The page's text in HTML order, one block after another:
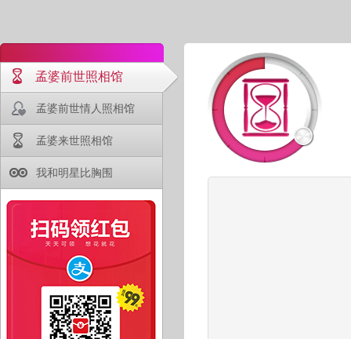
孟婆前世照相馆
孟婆前世情人照相馆
孟婆来世照相馆
我和明星比胸围